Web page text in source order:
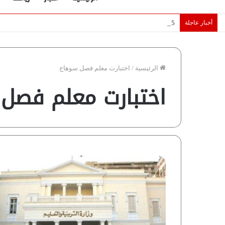
أخبار عاجلة 5 نجوم عرب يخطفون الأضواء بسوق الانتقالات الأوروبية 2026.. “رؤية” تكشف التفاصيل | إنفوجراف
الرئيسية / اختبارت معلم فصل سوهاج
اختبارت معلم